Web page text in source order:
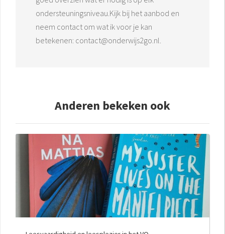
ondersteuningsniveau.Kijk bij het aanbod en
neem contact om wat ik voor je kan
betekenen: contact@onderwijs2go.nl.
Anderen bekeken ook